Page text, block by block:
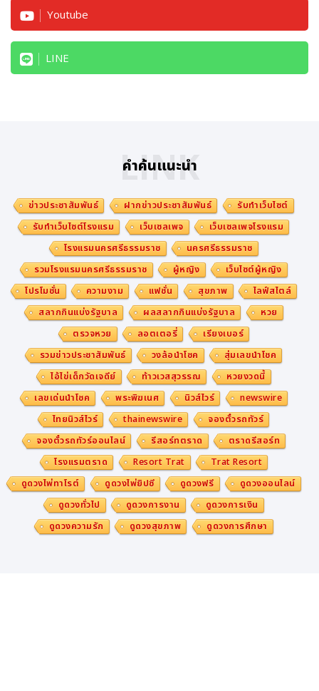
Youtube
LINE
คำค้นแนะนำ
LINK
ข่าวประชาสัมพันธ์ ฝากข่าวประชาสัมพันธ์
รับทำเว็บไซต์
รับทำเว็บไซต์โรงแรม
เว็บเซลเพจ
เว็บเซลเพจโรงแรม
โรงแรมนครศรีธรรมราช
นครศรีธรรมราช
รวมโรงแรมนครศรีธรรมราช
ผู้หญิง
เว็บไซต์ผู้หญิง
โปรโมชั่น
ความงาม แฟชั่น สุขภาพ
ไลฟ์สไตล์
สลากกินแบ่งรัฐบาล
ผลสลากกินแบ่งรัฐบาล
หวย
ตรวจหวย
ลอตเตอรี่
เรียงเบอร์
รวมข่าวประชาสัมพันธ์
วงล้อนำโชค
สุ่มเลขนำโชค
ไอ้ไข่เด็กวัดเจดีย์
ท้าวเวสสุวรรณ
หวยงวดนี้
เลขเด่นนำโชค
พระพิฆเนศ นิวส์ไวร์
newswire
ไทยนิวส์ไวร์
thainewswire
จองตั๋วรถทัวร์
จองตั๋วรถทัวร์ออนไลน์
รีสอร์ทตราด
ตราดรีสอร์ท
โรงแรมตราด
Resort Trat
Trat Resort
ดูดวงไพ่ทาโรต์
ดูดวงไพ่ยิปซี ดูดวงฟรี
ดูดวงออนไลน์
ดูดวงทั่วไป
ดูดวงการงาน
ดูดวงการเงิน
ดูดวงความรัก
ดูดวงสุขภาพ ดูดวงการศึกษา